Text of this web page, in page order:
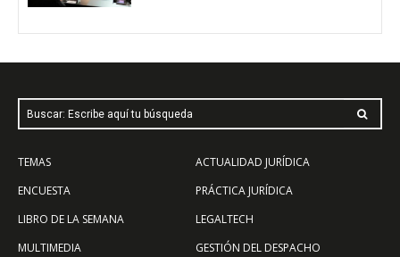
Buscar: Escribe aquí tu búsqueda
TEMAS
ENCUESTA
LIBRO DE LA SEMANA
MULTIMEDIA
ACTUALIDAD JURÍDICA
PRÁCTICA JURÍDICA
LEGALTECH
GESTIÓN DEL DESPACHO